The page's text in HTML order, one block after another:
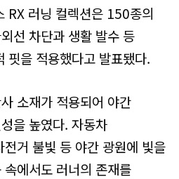
RX 러닝 컬렉션은 150종의
선 차단과 생활 발수 등
핏을 적용했다고 발표됐다.
소재가 적용되어 야간
을 높였다. 자동차
거 불빛 등 야간 광원에 빛을
에서도 러너의 존재를